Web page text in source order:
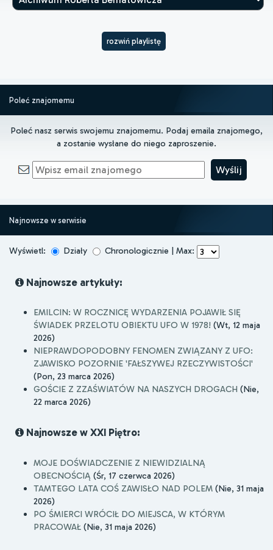
rozwiń playlistę
Poleć znajomemu
Poleć nasz serwis swojemu znajomemu. Podaj emaila znajomego,
a zostanie wysłane do niego zaproszenie.
Najnowsze w serwisie
Wyświetl: Działy Chronologicznie | Max:
Najnowsze artykuły:
EMILCIN: W ROCZNICĘ WYDARZENIA POJAWIŁ SIĘ
ŚWIADEK PRZELOTU OBIEKTU UFO W 1978! (Wt, 12 maja
2026)
NIEPRAWDOPODOBNY FENOMEN ZWIĄZANY Z UFO:
ZJAWISKO POZORNIE 'FAŁSZYWEJ RZECZYWISTOŚCI'
(Pon, 23 marca 2026)
GOŚCIE Z ZZAŚWIATÓW NA NASZYCH DROGACH (Nie,
22 marca 2026)
Najnowsze w XXI Piętro:
MOJE DOŚWIADCZENIE Z NIEWIDZIALNĄ
OBECNOŚCIĄ (Śr, 17 czerwca 2026)
TAMTEGO LATA COŚ ZAWISŁO NAD POLEM (Nie, 31 maja
2026)
PO ŚMIERCI WRÓCIŁ DO MIEJSCA, W KTÓRYM
PRACOWAŁ (Nie, 31 maja 2026)